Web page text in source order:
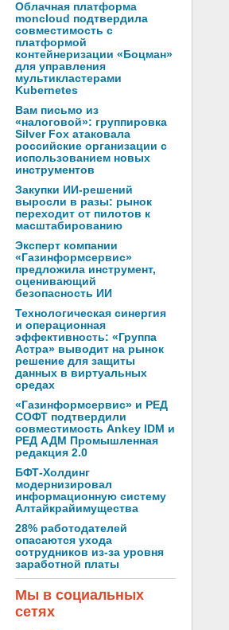
Облачная платформа
moncloud подтвердила
совместимость с
платформой
контейнеризации «Боцман»
для управления
мультикластерами
Kubernetes
Вам письмо из
«налоговой»: группировка
Silver Fox атаковала
российские организации с
использованием новых
инструментов
Закупки ИИ-решений
выросли в разы: рынок
переходит от пилотов к
масштабированию
Эксперт компании
«Газинформсервис»
предложила инструмент,
оценивающий
безопасность ИИ
Технологическая синергия
и операционная
эффективность: «Группа
Астра» выводит на рынок
решение для защиты
данных в виртуальных
средах
«Газинформсервис» и РЕД
СОФТ подтвердили
совместимость Ankey IDM и
РЕД АДМ Промышленная
редакция 2.0
БФТ-Холдинг
модернизировал
информационную систему
Алтайкрайимущества
28% работодателей
опасаются ухода
сотрудников из-за уровня
заработной платы
Мы в социальных
сетях